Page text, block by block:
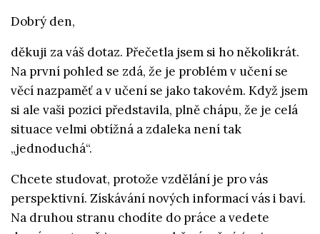
Dobrý den,
děkuji za váš dotaz. Přečetla jsem si ho několikrát.
Na první pohled se zdá, že je problém v učení se
věcí nazpaměť a v učení se jako takovém. Když jsem
si ale vaši pozici představila, plně chápu, že je celá
situace velmi obtížná a zdaleka není tak
„jednoduchá“.
Chcete studovat, protože vzdělání je pro vás
perspektivní. Získávání nových informací vás i baví.
Na druhou stranu chodíte do práce a vedete